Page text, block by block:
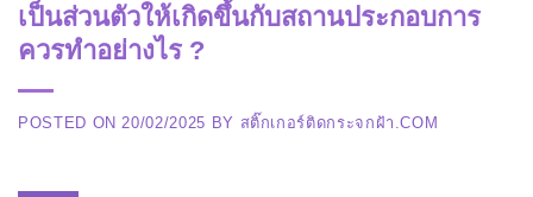
เป็นส่วนตัวให้เกิดขึ้นกับสถานประกอบการ
ควรทำอย่างไร ?
POSTED ON20/02/2025 BY สติ๊กเกอร์ติดกระจกฝ้า.COM